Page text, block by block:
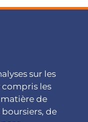
sur les
compris les
de
de